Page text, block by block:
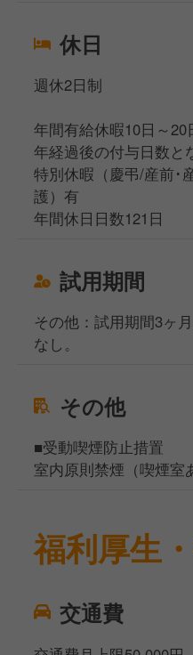
休日
週休2日制
年間有給休暇10日～
年経過後の付与日数と
特別休暇（慶弔/産前･
護）有
年間休日日数121日
試用期間
その他：試用期間3ヶ
なし。
その他
■受動喫煙防止措置
室内原則禁煙（喫煙室
福利厚生
交通費